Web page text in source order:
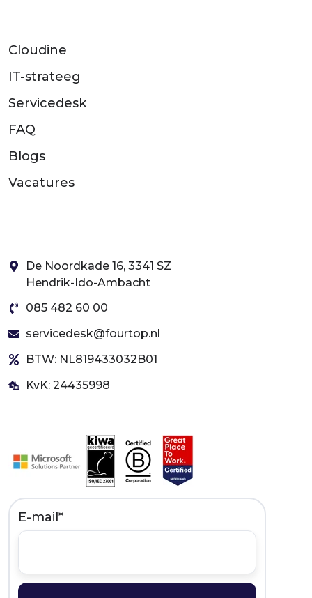
Cloudine
IT-strateeg
Servicedesk
FAQ
Blogs
Vacatures
De Noordkade 16, 3341 SZ
Hendrik-Ido-Ambacht
085 482 60 00
servicedesk@fourtop.nl
BTW: NL819433032B01
KvK: 24435998
E-mail *